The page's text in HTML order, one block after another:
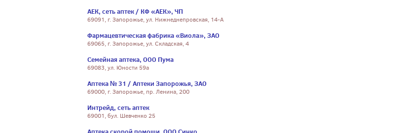
АЕК, сеть аптек / КФ «АЕК», ЧП
69091, г. Запорожье, ул. Нижнеднепровская, 14-А
Фармацевтическая фабрика «Виола», ЗАО
69065, г. Запорожье, ул. Складская, 4
Семейная аптека, ООО Пума
69083, ул. Юности 59а
Аптека № 31 / Аптеки Запорожья, ЗАО
69000, г. Запорожье, пр. Ленина, 200
Интрейд, сеть аптек
69001, бул. Шевченко 25